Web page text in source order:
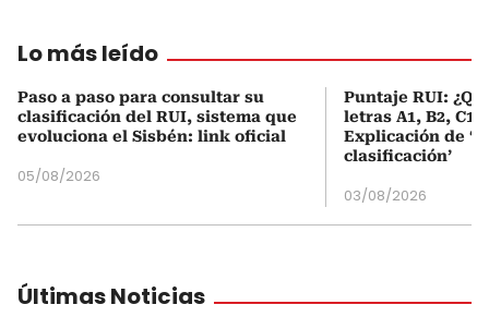
Lo más leído
Paso a paso para consultar su
clasificación del RUI, sistema que
evoluciona el Sisbén: link oficial
05/08/2026
Puntaje RUI:
letras A1, B2, C1
Explicación de
clasificación’
03/08/2026
Últimas Noticias